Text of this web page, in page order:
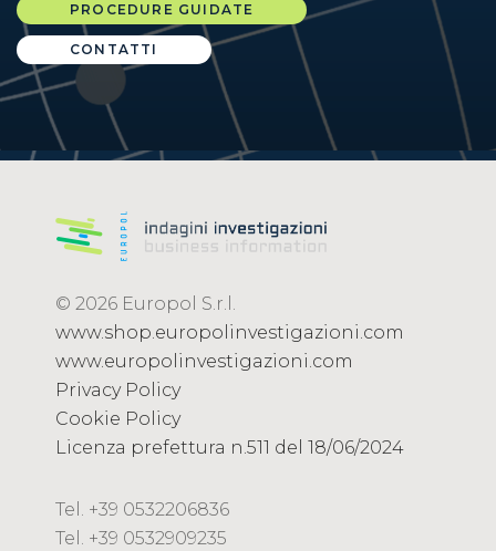
PROCEDURE GUIDATE
CONTATTI
© 2026 Europol S.r.l.
www.shop.europolinvestigazioni.com
www.europolinvestigazioni.com
Privacy Policy
Cookie Policy
Licenza prefettura n.511 del 18/06/2024
Tel. +39 0532206836
Tel. +39 0532909235